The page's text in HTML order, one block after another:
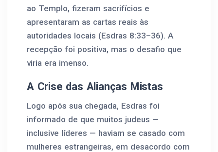
ao Templo, fizeram sacrifícios e
apresentaram as cartas reais às
autoridades locais (Esdras 8:33–36). A
recepção foi positiva, mas o desafio que
viria era imenso.
A Crise das Alianças Mistas
Logo após sua chegada, Esdras foi
informado de que muitos judeus —
inclusive líderes — haviam se casado com
mulheres estrangeiras, em desacordo com